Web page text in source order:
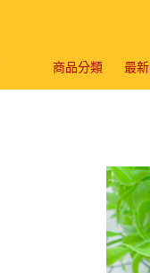
商品分類 最